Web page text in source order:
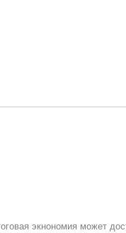
экнономия может